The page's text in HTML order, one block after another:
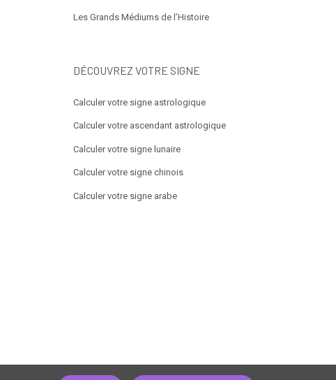
Les Grands Médiums de l’Histoire
DÉCOUVREZ VOTRE SIGNE
Calculer votre signe astrologique
Calculer votre ascendant astrologique
Calculer votre signe lunaire
Calculer votre signe chinois
Calculer votre signe arabe